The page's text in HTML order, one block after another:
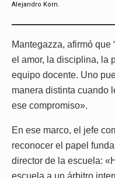
Alejandro Korn.
Mantegazza, afirmó que
el amor, la disciplina, la
equipo docente. Uno
manera distinta cuando
ese compromiso».
En ese marco, el jefe
reconocer el papel
director de la escuela: